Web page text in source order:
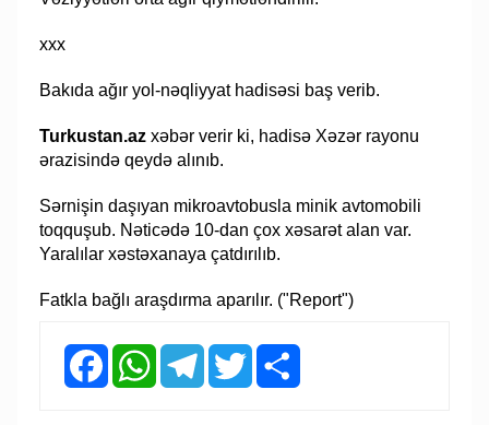
xxx
Bakıda ağır yol-nəqliyyat hadisəsi baş verib.
Turkustan.az xəbər verir ki, hadisə Xəzər rayonu
ərazisində qeydə alınıb.
Sərnişin daşıyan mikroavtobusla minik avtomobili
toqquşub. Nəticədə 10-dan çox xəsarət alan var.
Yaralılar xəstəxanaya çatdırılıb.
Fatkla bağlı araşdırma aparılır. ("Report")
FacebookWhatsAppTelegramTwitter